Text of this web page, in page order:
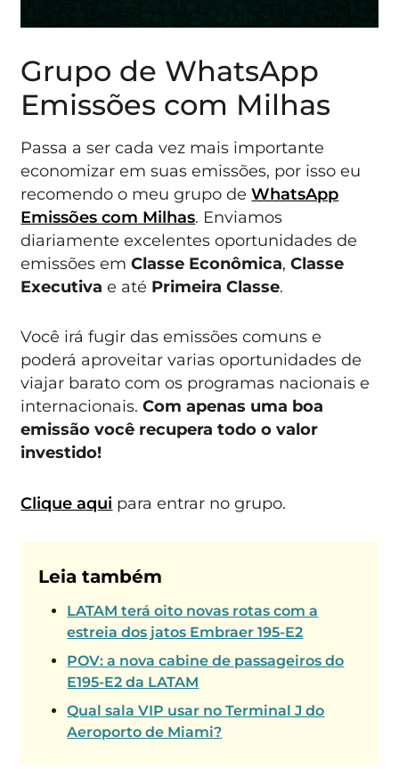
Grupo de WhatsApp
Emissões com Milhas
Passa a ser cada vez mais importante
economizar em suas emissões, por isso eu
recomendo o meu grupo deWhatsApp
Emissões com Milhas. Enviamos
diariamente excelentes oportunidades de
emissões emClasse Econômica,Classe
Executiva e até Primeira Classe.
Você irá fugir das emissões comuns e
poderá aproveitar varias oportunidades de
viajar barato com os programas nacionais e
internacionais.Com apenas uma boa
emissão você recupera todo o valor
investido!
Clique aqui para entrar no grupo.
Leia também
LATAM terá oito novas rotas com a
estreia dos jatos Embraer 195-E2
POV: a nova cabine de passageiros do
E195-E2 da LATAM
Qual sala VIP usar no Terminal J do
Aeroporto de Miami?